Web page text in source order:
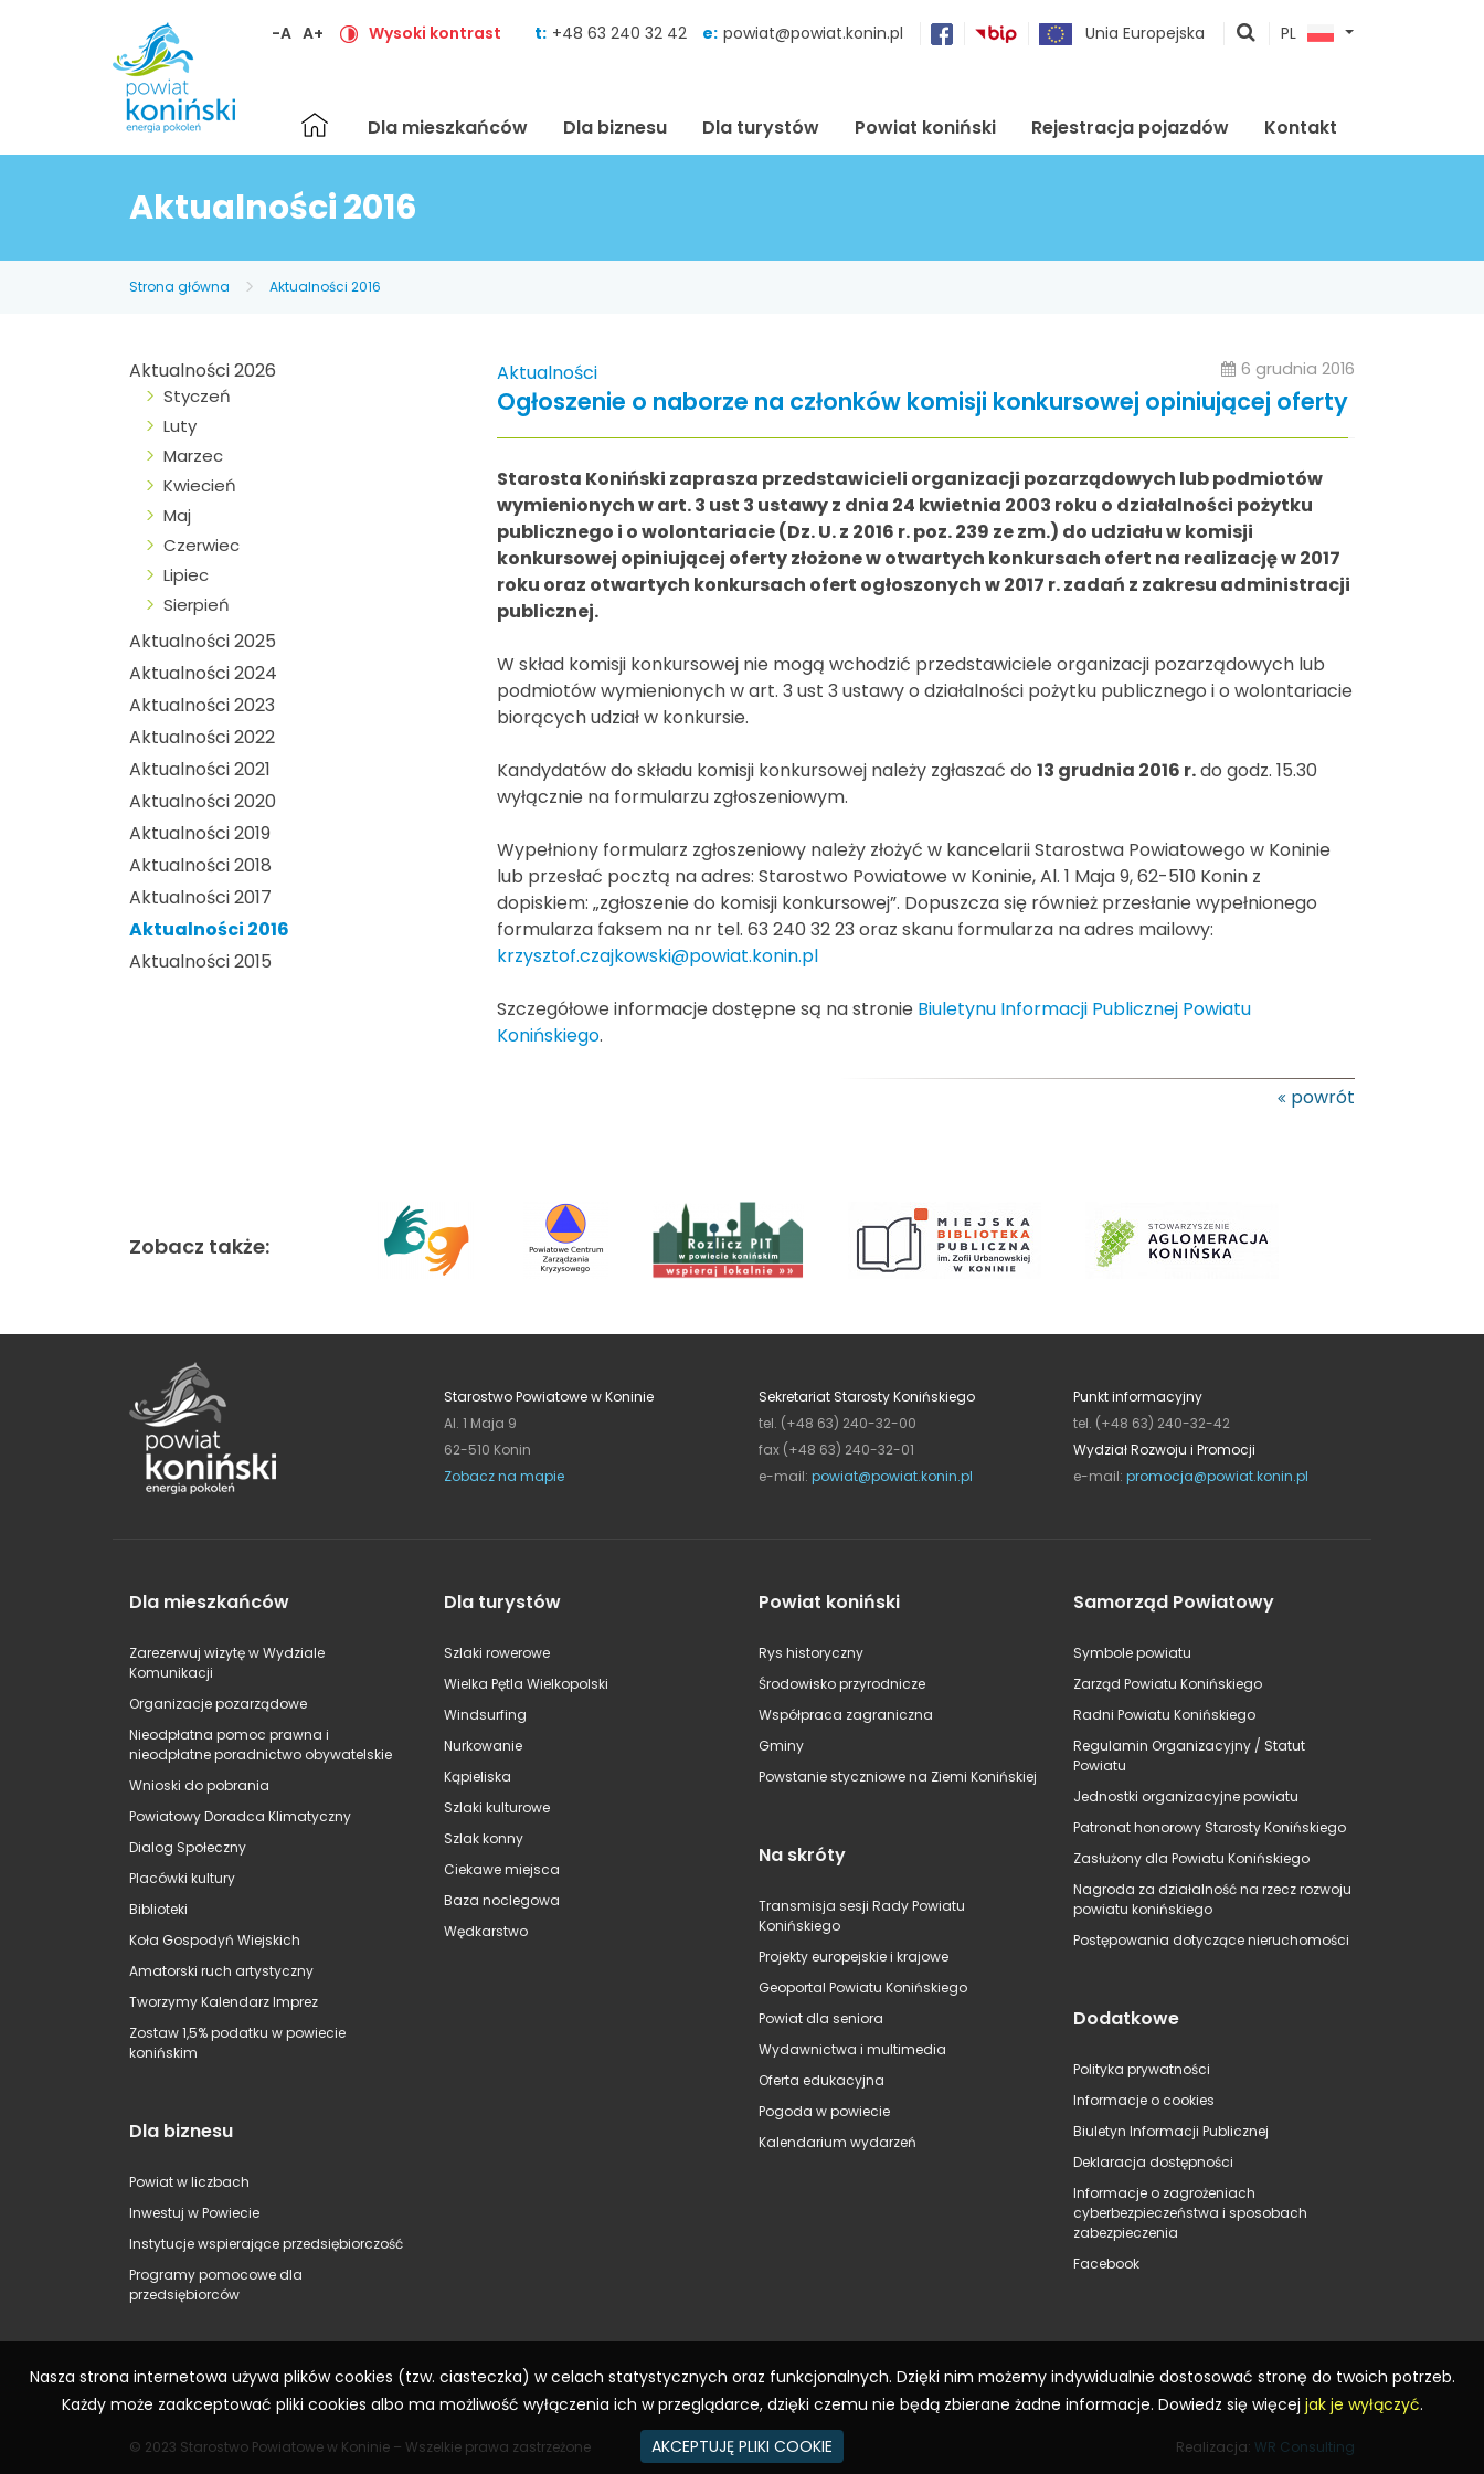
-A A+ Wysoki kontrast t: +48 63 240 32 42 e: powiat@powiat.konin.pl Unia Europejska
pokaż
PL
Strona
główna
Dla mieszkańców Dla biznesu Dla turystów Powiat koniński Rejestracja pojazdów Kontakt
Aktualności 2016
Strona główna Aktualności 2016
Aktualności 2026
Styczeń
Luty
Marzec
Kwiecień
Maj
Czerwiec
Lipiec
Sierpień
Aktualności 2025
Aktualności 2024
Aktualności 2023
Aktualności 2022
Aktualności 2021
Aktualności 2020
Aktualności 2019
Aktualności 2018
Aktualności 2017
Aktualności 2016
Aktualności 2015
Aktualności 6 grudnia 2016
Ogłoszenie o naborze na członków komisji konkursowej opiniującej oferty
Starosta Koniński zaprasza przedstawicieli organizacji pozarządowych lub podmiotów
wymienionych w art. 3 ust 3 ustawy z dnia 24 kwietnia 2003 roku o działalności pożytku
publicznego i o wolontariacie (Dz. U. z 2016 r. poz. 239 ze zm.) do udziału w komisji
konkursowej opiniującej oferty złożone w otwartych konkursach ofert na realizację w 2017
roku oraz otwartych konkursach ofert ogłoszonych w 2017 r. zadań z zakresu administracji
publicznej.
W skład komisji konkursowej nie mogą wchodzić przedstawiciele organizacji pozarządowych lub
podmiotów wymienionych w art. 3 ust 3 ustawy o działalności pożytku publicznego i o wolontariacie
biorących udział w konkursie.
Kandydatów do składu komisji konkursowej należy zgłaszać do 13 grudnia 2016 r.do godz. 15.30
wyłącznie na formularzu zgłoszeniowym.
Wypełniony formularz zgłoszeniowy należy złożyć w kancelarii Starostwa Powiatowego w Koninie
lub przesłać pocztą na adres: Starostwo Powiatowe w Koninie, Al. 1 Maja 9, 62-510 Konin z
dopiskiem: „zgłoszenie do komisji konkursowej”. Dopuszcza się również przesłanie wypełnionego
formularza faksem na nr tel. 63 240 32 23 oraz skanu formularza na adres mailowy:
krzysztof.czajkowski@powiat.konin.pl
Szczegółowe informacje dostępne są na stronie Biuletynu Informacji Publicznej Powiatu
Konińskiego.
powrót
Zobacz także:
Starostwo Powiatowe w Koninie
Al. 1 Maja 9
62-510 Konin
Zobacz na mapie
Sekretariat Starosty Konińskiego
tel. (+48 63) 240-32-00
fax (+48 63) 240-32-01
e-mail: powiat@powiat.konin.pl
Punkt informacyjny
tel. (+48 63) 240-32-42
Wydział Rozwoju i Promocji
e-mail: promocja@powiat.konin.pl
Dla mieszkańców
Zarezerwuj wizytę w Wydziale
Komunikacji
Organizacje pozarządowe
Nieodpłatna pomoc prawna i
nieodpłatne poradnictwo obywatelskie
Wnioski do pobrania
Powiatowy Doradca Klimatyczny
Dialog Społeczny
Placówki kultury
Biblioteki
Koła Gospodyń Wiejskich
Amatorski ruch artystyczny
Tworzymy Kalendarz Imprez
Zostaw 1,5% podatku w powiecie
konińskim
Dla biznesu
Powiat w liczbach
Inwestuj w Powiecie
Instytucje wspierające przedsiębiorczość
Programy pomocowe dla
przedsiębiorców
Dla turystów
Szlaki rowerowe
Wielka Pętla Wielkopolski
Windsurfing
Nurkowanie
Kąpieliska
Szlaki kulturowe
Szlak konny
Ciekawe miejsca
Baza noclegowa
Wędkarstwo
Powiat koniński
Rys historyczny
Środowisko przyrodnicze
Współpraca zagraniczna
Gminy
Powstanie styczniowe na Ziemi Konińskiej
Na skróty
Transmisja sesji Rady Powiatu
Konińskiego
Projekty europejskie i krajowe
Geoportal Powiatu Konińskiego
Powiat dla seniora
Wydawnictwa i multimedia
Oferta edukacyjna
Pogoda w powiecie
Kalendarium wydarzeń
Samorząd Powiatowy
Symbole powiatu
Zarząd Powiatu Konińskiego
Radni Powiatu Konińskiego
Regulamin Organizacyjny / Statut
Powiatu
Jednostki organizacyjne powiatu
Patronat honorowy Starosty Konińskiego
Zasłużony dla Powiatu Konińskiego
Nagroda za działalność na rzecz rozwoju
powiatu konińskiego
Postępowania dotyczące nieruchomości
Dodatkowe
Polityka prywatności
Informacje o cookies
Biuletyn Informacji Publicznej
Deklaracja dostępności
Informacje o zagrożeniach
cyberbezpieczeństwa i sposobach
zabezpieczenia
Facebook
© 2023 Starostwo Powiatowe w Koninie – Wszelkie prawa zastrzeżone Realizacja: WR Consulting
Nasza strona internetowa używa plików cookies (tzw. ciasteczka) w celach statystycznych oraz funkcjonalnych. Dzięki nim możemy indywidualnie dostosować stronę do twoich potrzeb.
Każdy może zaakceptować pliki cookies albo ma możliwość wyłączenia ich w przeglądarce, dzięki czemu nie będą zbierane żadne informacje. Dowiedz się więcej jak je wyłączyć.
AKCEPTUJĘ PLIKI COOKIE